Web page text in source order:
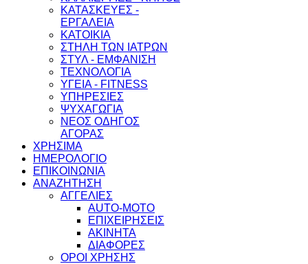
ΚΑΤΑΣΚΕΥΕΣ -
ΕΡΓΑΛΕΙΑ
ΚΑΤΟΙΚΙΑ
ΣΤΗΛΗ ΤΩΝ ΙΑΤΡΩΝ
ΣΤΥΛ - ΕΜΦΑΝΙΣΗ
ΤΕΧΝΟΛΟΓΙΑ
ΥΓΕΙΑ - FITNESS
ΥΠΗΡΕΣΙΕΣ
ΨΥΧΑΓΩΓΙΑ
ΝΕΟΣ ΟΔΗΓΟΣ
ΑΓΟΡΑΣ
ΧΡΗΣΙΜΑ
ΗΜΕΡΟΛΟΓΙΟ
ΕΠΙΚΟΙΝΩΝΙΑ
ΑΝΑΖΗΤΗΣΗ
ΑΓΓΕΛΙΕΣ
AUTO-MOTO
ΕΠΙΧΕΙΡΗΣΕΙΣ
ΑΚΙΝΗΤΑ
ΔΙΑΦΟΡΕΣ
ΟΡΟΙ ΧΡΗΣΗΣ